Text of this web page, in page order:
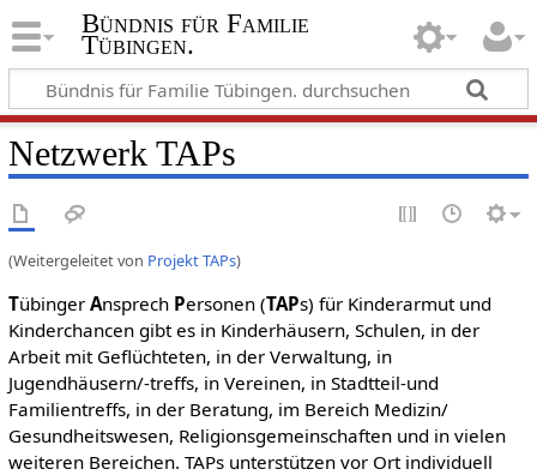
Bündnis für Familie
Tübingen.
Netzwerk TAPs
(Weitergeleitet von Projekt TAPs)
Tübinger AnsprechPersonen (TAPs) für Kinderarmut und
Kinderchancen gibt es in Kinderhäusern, Schulen, in der
Arbeit mit Geflüchteten, in der Verwaltung, in
Jugendhäusern/-treffs, in Vereinen, in Stadtteil-und
Familientreffs, in der Beratung, im Bereich Medizin/
Gesundheitswesen, Religionsgemeinschaften und in vielen
weiteren Bereichen. TAPs unterstützen vor Ort individuell